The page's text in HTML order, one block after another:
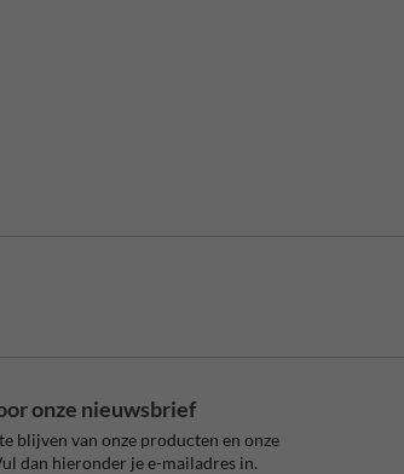
onze nieuwsbrief
blijven van onze producten en onze
dan hieronder je e-mailadres in.